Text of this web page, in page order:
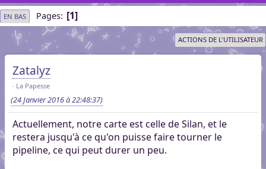
EN BAS Pages 1
ACTIONS DE L'UTILISATEUR
Zatalyz
La Papesse
(24 Janvier 2016 à 22:48:37)
Actuellement, notre carte est celle de Silan, et le
restera jusqu'à ce qu'on puisse faire tourner le
pipeline, ce qui peut durer un peu.